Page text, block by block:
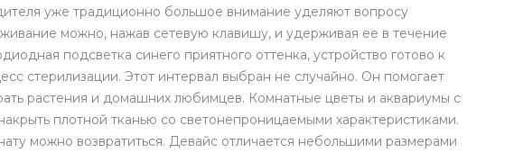
plait.ru
уже традиционно большое внимание уделяют вопросу
можно, нажав сетевую клавишу, и удерживая ее в течение
подсветка синего приятного оттенка, устройство готово к
стерилизации. Этот интервал выбран не случайно. Он помогает
растения и домашних любимцев. Комнатные цветы и аквариумы с
плотной тканью со светонепроницаемыми характеристиками.
можно возвратиться. Девайс отличается небольшими размерами